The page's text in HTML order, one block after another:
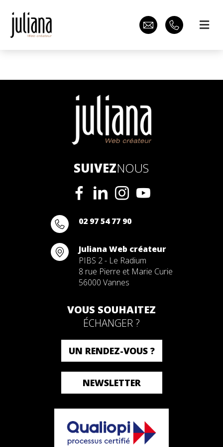
SUIVEZNOUS
02 97 54 77 90
Juliana Web créateur
PIBS 2 - Le Radium
8 rue Pierre et Marie Curie
56000 Vannes
VOUS SOUHAITEZ
ÉCHANGER ?
UN RENDEZ-VOUS ?
NEWSLETTER